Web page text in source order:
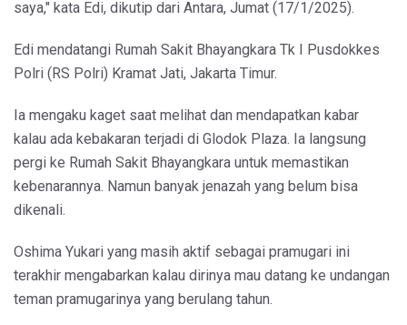
saya," kata Edi, dikutip dari Antara, Jumat (17/1/2025).
Edi mendatangi Rumah Sakit Bhayangkara Tk I Pusdokkes
Polri (RS Polri) Kramat Jati, Jakarta Timur.
Ia mengaku kaget saat melihat dan mendapatkan kabar
kalau ada kebakaran terjadi di Glodok Plaza. Ia langsung
pergi ke Rumah Sakit Bhayangkara untuk memastikan
kebenarannya. Namun banyak jenazah yang belum bisa
dikenali.
Oshima Yukari yang masih aktif sebagai pramugari ini
terakhir mengabarkan kalau dirinya mau datang ke undangan
teman pramugarinya yang berulang tahun.